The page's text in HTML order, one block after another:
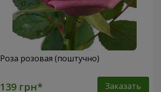
Роза розовая (поштучно)
Заказать